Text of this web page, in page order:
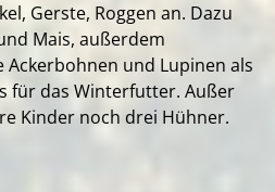
Gerste, Roggen an. Dazu
Mais, außerdem
und Lupinen als
für das Winterfutter. Außer
Kinder noch drei Hühner.